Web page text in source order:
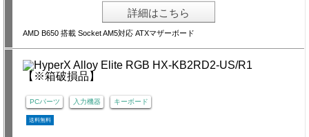
詳細はこちら
AMD B650 搭載 Socket AM5対応 ATXマザーボード
PCパーツ 入力機器 キーボード
送料無料